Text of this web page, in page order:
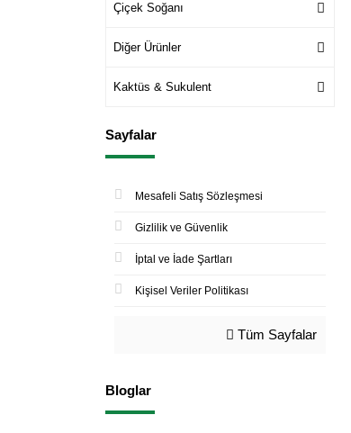
Çiçek Soğanı
Diğer Ürünler
Kaktüs & Sukulent
Sayfalar
Mesafeli Satış Sözleşmesi
Gizlilik ve Güvenlik
İptal ve İade Şartları
Kişisel Veriler Politikası
Tüm Sayfalar
Bloglar